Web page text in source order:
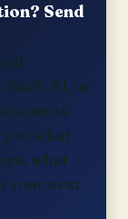
Send
AI, or
what
what
your next